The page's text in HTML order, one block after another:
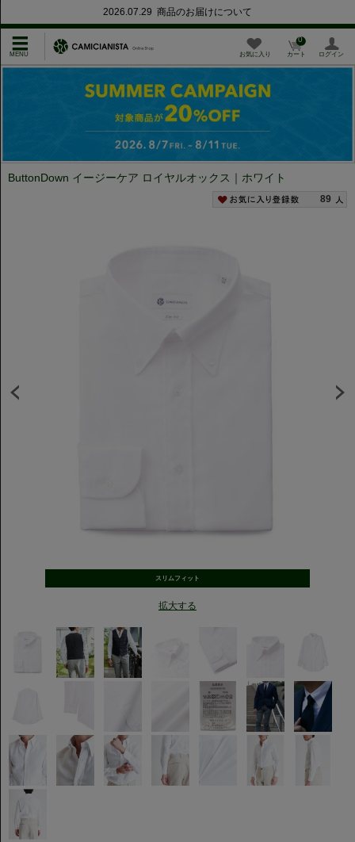
2026.07.29 商品のお届けについて
お気に入り カート
0
ログイン
ButtonDown イージーケア ロイヤルオックス｜ホワイト
89
スリムフィット
拡大する